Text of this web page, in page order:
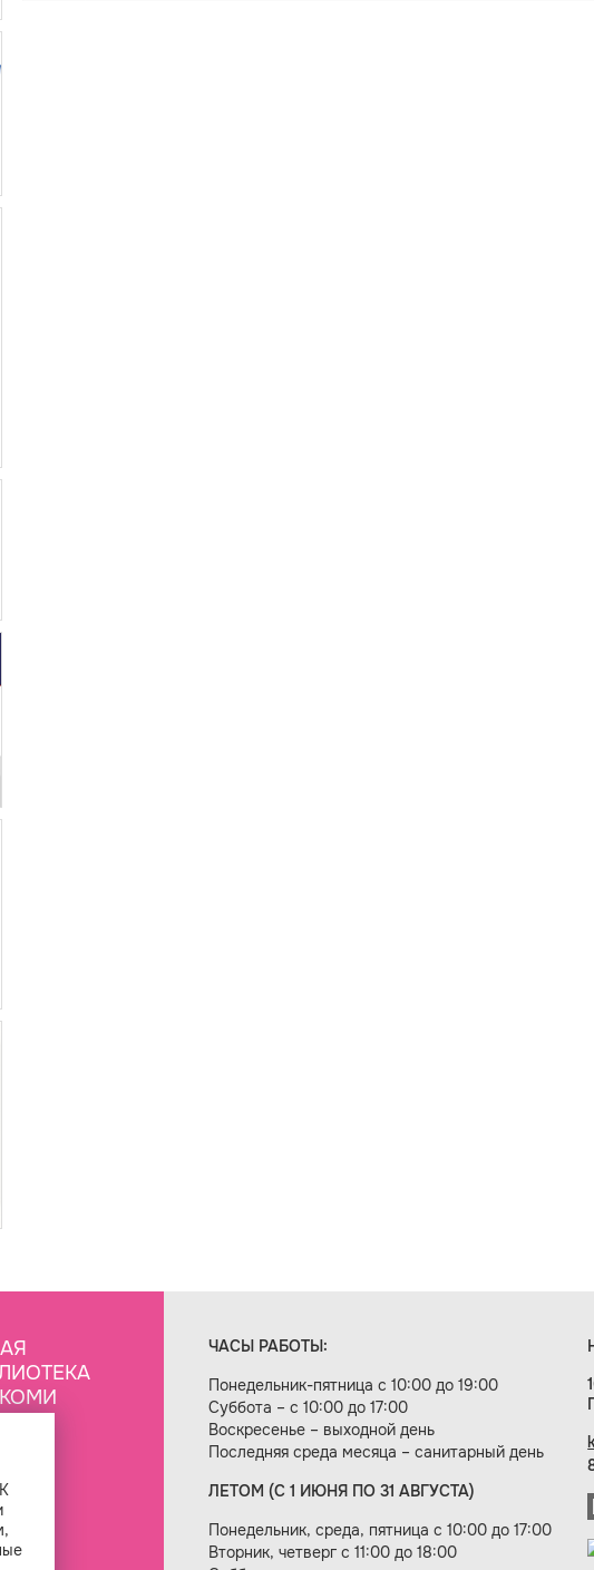
ЧАСЫ РАБОТЫ:
Понедельник-пятница с 10:00 до 19:00
Суббота – с 10:00 до 17:00
Воскресенье – выходной день
Последняя среда месяца – санитарный день
ЛЕТОМ (С 1 ИЮНЯ ПО 31 АВГУСТА)
Понедельник, среда, пятница с 10:00 до 17:00
Вторник, четверг с 11:00 до 18:00
Создание сайта — веб-студия «Цифровой век»